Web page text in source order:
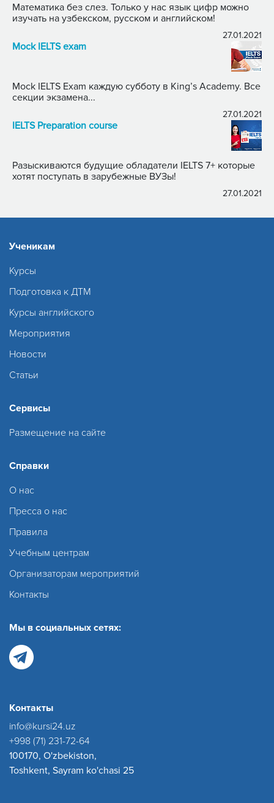
Математика без слез. Только у нас язык цифр можно
изучать на узбекском, русском и английском!
27.01.2021
Mock IELTS exam
Mock IELTS Exam каждую субботу в King’s Academy. Все
секции экзамена...
27.01.2021
IELTS Preparation course
Разыскиваются будущие обладатели IELTS 7+ которые
хотят поступать в зарубежные ВУЗы!
27.01.2021
Ученикам
Курсы
Подготовка к ДТМ
Курсы английского
Мероприятия
Новости
Статьи
Сервисы
Размещение на сайте
Справки
О нас
Пресса о нас
Правила
Учебным центрам
Организаторам мероприятий
Контакты
Мы в социальных сетях:
Контакты
info@kursi24.uz
+998 (71) 231-72-64
100170, O'zbekiston,
Toshkent, Sayram ko'chasi 25